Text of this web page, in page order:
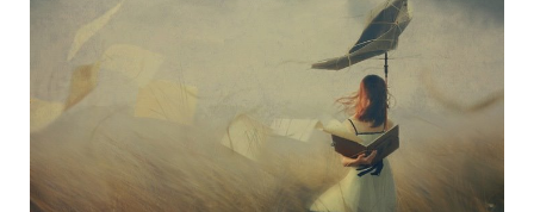
אוסטריה